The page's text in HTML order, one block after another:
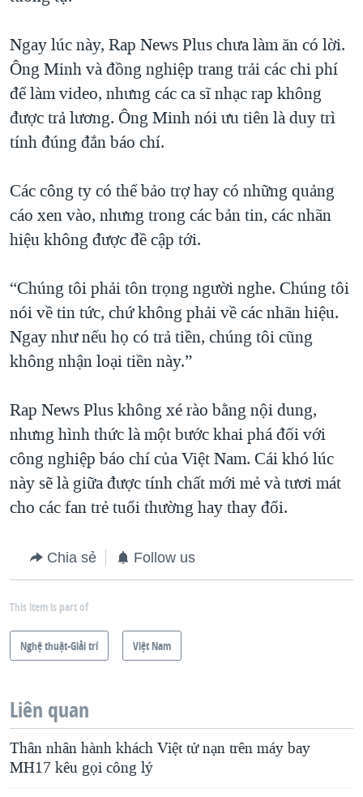
Ngay lúc này, Rap News Plus chưa làm ăn có lời.
Ông Minh và đồng nghiệp trang trải các chi phí
để làm video, nhưng các ca sĩ nhạc rap không
được trả lương. Ông Minh nói ưu tiên là duy trì
tính đúng đắn báo chí.
Các công ty có thể bảo trợ hay có những quảng
cáo xen vào, nhưng trong các bản tin, các nhãn
hiệu không được đề cập tới.
“Chúng tôi phải tôn trọng người nghe. Chúng tôi
nói về tin tức, chứ không phải về các nhãn hiệu.
Ngay như nếu họ có trả tiền, chúng tôi cũng
không nhận loại tiền này.”
Rap News Plus không xé rào bằng nội dung,
nhưng hình thức là một bước khai phá đối với
công nghiệp báo chí của Việt Nam. Cái khó lúc
này sẽ là giữa được tính chất mới mẻ và tươi mát
cho các fan trẻ tuổi thường hay thay đổi.
Chia sẻ Follow us
This item is part of
Nghệ thuật-Giải trí Việt Nam
Liên quan
Thân nhân hành khách Việt tử nạn trên máy bay
MH17 kêu gọi công lý